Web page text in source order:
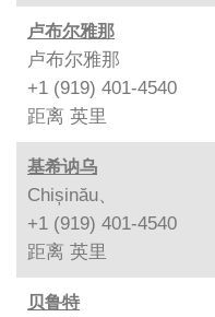
卢布尔雅那
卢布尔雅那
+1 (919) 401-4540
距离 英里
基希讷乌
Chișinău、
+1 (919) 401-4540
距离 英里
贝鲁特